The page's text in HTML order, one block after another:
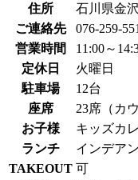
住所
石川県金
ご連絡先
076-259-
営業時間
11:00～
定休日
火曜日
駐車場
12台
座席
23席（カ
お子様
キッズカ
ランチ
インデア
TAKEOUT 可